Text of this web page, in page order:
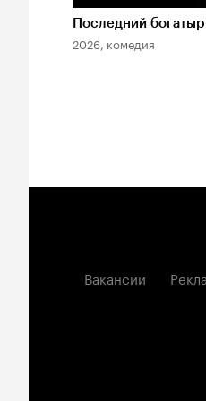
Последний
2026, комедия
Вакансии